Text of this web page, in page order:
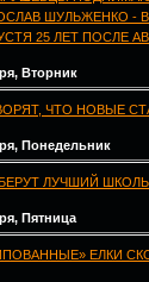
ШУЛЬЖЕНКО -
25 ЛЕТ ПОСЛЕ
Вторник
ЧТО НОВЫЕ
Понедельник
ЛУЧШИЙ
Пятница
ЕЛКИ